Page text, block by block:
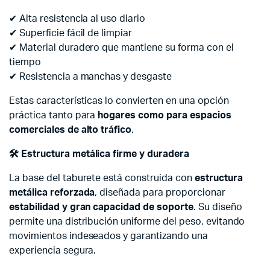
✔ Alta resistencia al uso diario
✔ Superficie fácil de limpiar
✔ Material duradero que mantiene su forma con el
tiempo
✔ Resistencia a manchas y desgaste
Estas características lo convierten en una opción
práctica tanto para hogares como para espacios
comerciales de alto tráfico.
🛠️ Estructura metálica firme y duradera
La base del taburete está construida con estructura
metálica reforzada, diseñada para proporcionar
estabilidad y gran capacidad de soporte. Su diseño
permite una distribución uniforme del peso, evitando
movimientos indeseados y garantizando una
experiencia segura.